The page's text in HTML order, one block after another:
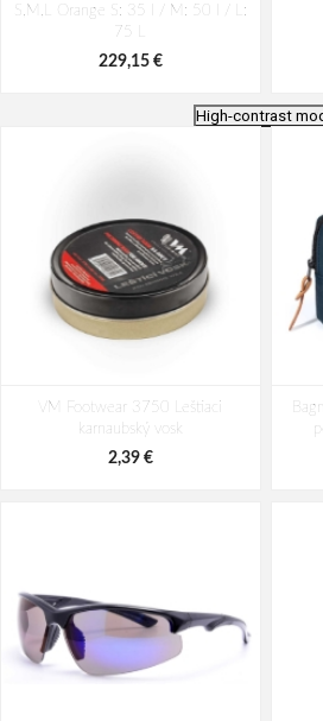
S,M,L Orange S: 35 l / M: 50 l / L:
75 L
229,15 €
M: 65 l / L: 100 L
218,36 €
High-contrast
VM Footwear 3750 Leštiaci
karnaubský vosk
2,39 €